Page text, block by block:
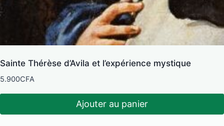
Sainte Thérèse d’Avila et l’expérience mystique
5.900CFA
Ajouter au panier